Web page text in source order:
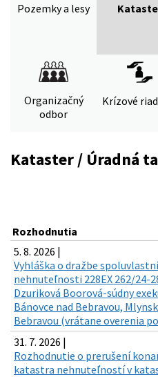
Pozemky a lesy
Organizačný
odbor
Krízové
Kataster / Úradná
Rozhodnutia
5. 8. 2026 |
Vyhláška o dražbe
nehnuteľnosti 228EX 262/24-
Dzuriková Boorová-súdny
Bánovce nad Bebravou,
Bebravou (vrátane overenia
31. 7. 2026 |
Rozhodnutie o prerušení
katastra nehnuteľností v